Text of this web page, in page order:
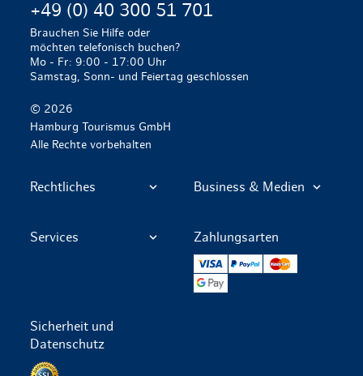
+49 (0) 40 300 51 701
Brauchen Sie Hilfe oder
möchten telefonisch buchen?
Mo - Fr: 9:00 - 17:00 Uhr
Samstag, Sonn- und Feiertag geschlossen
© 2026
Hamburg Tourismus GmbH
Alle Rechte vorbehalten
Rechtliches Business & Medien
Services Zahlungsarten
VISA PayPal
Sicherheit und
Datenschutz